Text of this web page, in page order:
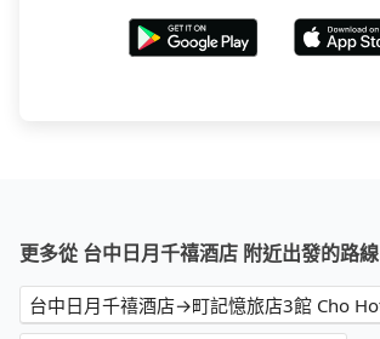
更多從 台中日月千禧酒店 附近出發的路線